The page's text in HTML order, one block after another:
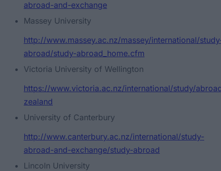
abroad-and-exchange
Massey University
http://www.massey.ac.nz/massey/international/
abroad/study-abroad_home.cfm
Victoria University of Wellington
https://www.victoria.ac.nz/international/study/
zealand
University of Canterbury
http://www.canterbury.ac.nz/international/study-
abroad-and-exchange/study-abroad
Lincoln University